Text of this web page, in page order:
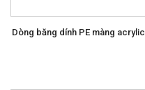
Dòng băng dính PE màng acrylic